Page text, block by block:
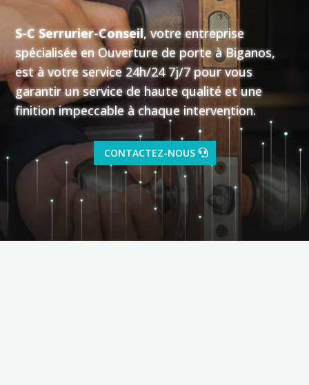
S-C Serrurier-Conseil, votreentreprise
spécialiséeen Ouverture de porte à Biganos,
està votre service24h/24 7j/7pour vous
garantir un service de haute qualité et une
finition impeccable à chaque intervention.
CONTACTEZ-NOUS